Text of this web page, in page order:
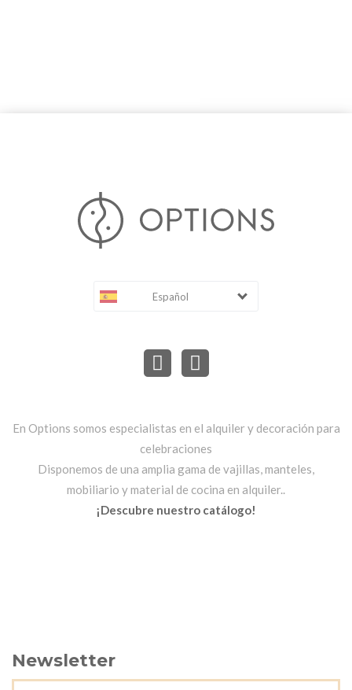
Español
En Options somos especialistas en el alquiler y decoración para
celebraciones
Disponemos de una amplia gama de vajillas, manteles,
mobiliario y material de cocina en alquiler..
¡Descubre nuestro catálogo!
Newsletter